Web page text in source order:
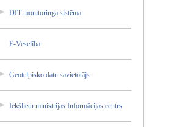
DIT monitor­inga sistēma
E-Vesel­ība
Ģeotelp­isko datu savieto­tājs
Iekšlie­tu ministr­ijas Informā­cijas centrs